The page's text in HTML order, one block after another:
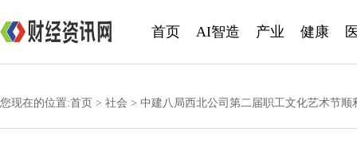
首页 AI智造 产业 健康
您现在的位置:首页 > 社会 > 中建八局西北公司第二届职工文化艺术节顺